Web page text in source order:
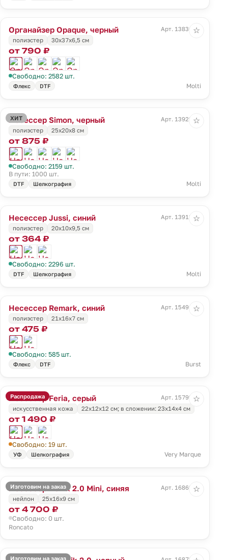
Органайзер Opaque, черный
Арт. 13836.30
полиэстер
30x37x6,5 см
от 790 ₽
Свободно: 2582 шт.
Флекс DTF Molti
☆
ХИТ
Несессер Simon, черный
Арт. 13922.30
полиэстер
25х20х8 см
от 875 ₽
Свободно: 2159 шт.
В пути: 1000 шт.
DTF Шелкография Molti
☆
Несессер Jussi, синий
Арт. 13918.45
полиэстер
20x10x9,5 см
от 364 ₽
Свободно: 2296 шт.
DTF Шелкография Molti
☆
Несессер Remark, синий
Арт. 15491.40
полиэстер
21х16х7 см
от 475 ₽
Свободно: 585 шт.
Флекс DTF Burst
☆
Распродажа
Несессер Feria, серый
Арт. 15799.10
искусственная кожа
22х12х12 см; в сложении: 23х14х4 см
от 1 490 ₽
Свободно: 19 шт.
УФ Шелкография Very Marque
☆
Изготовим на заказ
Несессер Ironik 2.0 Mini, синяя
Арт. 16869.40
нейлон
25x16x9 см
от 4 700 ₽
Свободно: 0 шт.
Roncato
☆
Изготовим на заказ